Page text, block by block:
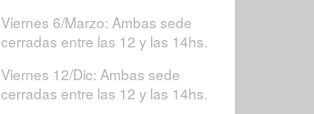
Viernes 6/Marzo: Ambas sede
cerradas entre las 12 y las 14hs.
Viernes 12/Dic: Ambas sede
cerradas entre las 12 y las 14hs.